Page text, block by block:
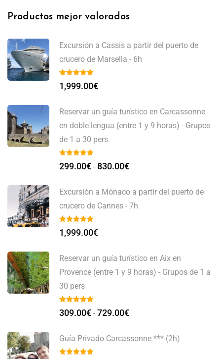
Productos mejor valorados
Excursión a Cassis a partir del puerto de
crucero de Marsella - 6h
1,999.00€
Reservar un guía turístico en Carcassonne
en doble lengua (entre 1 y 9 horas) - Grupos
de 1 a 30 pers
299.00€ - 830.00€
Excursión a Mónaco a partir del puerto de
crucero de Cannes - 7h
1,999.00€
Reservar un guía turístico en Aix en
Provence (entre 1 y 9 horas) - Grupos de 1 a
30 pers
309.00€ - 729.00€
Guía Privado Carcassonne *** (2h)